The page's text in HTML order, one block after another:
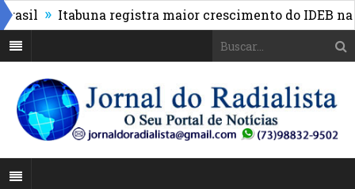
» Itabuna registra maior crescimento do IDEB na